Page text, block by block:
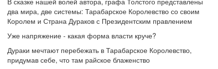
два мира, две системы: Тарабарское Королевство со своим
Королем и Страна Дураков с Президентским правлением
Уже напряжение - какая форма власти круче?
Дураки мечтают перебежать в Тарабарское Королевство,
придумав себе, что там райское блаженство